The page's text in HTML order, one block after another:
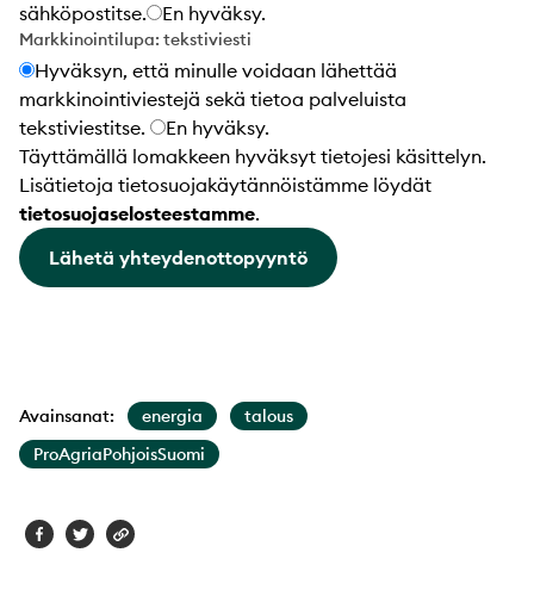
sähköpostitse.
En hyväksy.
Markkinointilupa: tekstiviesti
Hyväksyn, että minulle voidaan lähettää
markkinointiviestejä sekä tietoa palveluista
tekstiviestitse.
En hyväksy.
Täyttämällä lomakkeen hyväksyt tietojesi käsittelyn.
Lisätietoja tietosuojakäytännöistämme löydät
tietosuojaselosteestamme.
Lähetä yhteydenottopyyntö
Avainsanat: energia
talous
ProAgriaPohjoisSuomi